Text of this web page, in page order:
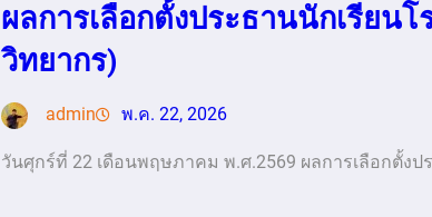
ผลการเลือกตั้งประธานนักเรียน
วิทยากร)
admin พ.ค. 22, 2026
วันศุกร์ที่ 22 เดือนพฤษภาคม พ.ศ.2569 ผลการเลือกตั้งป